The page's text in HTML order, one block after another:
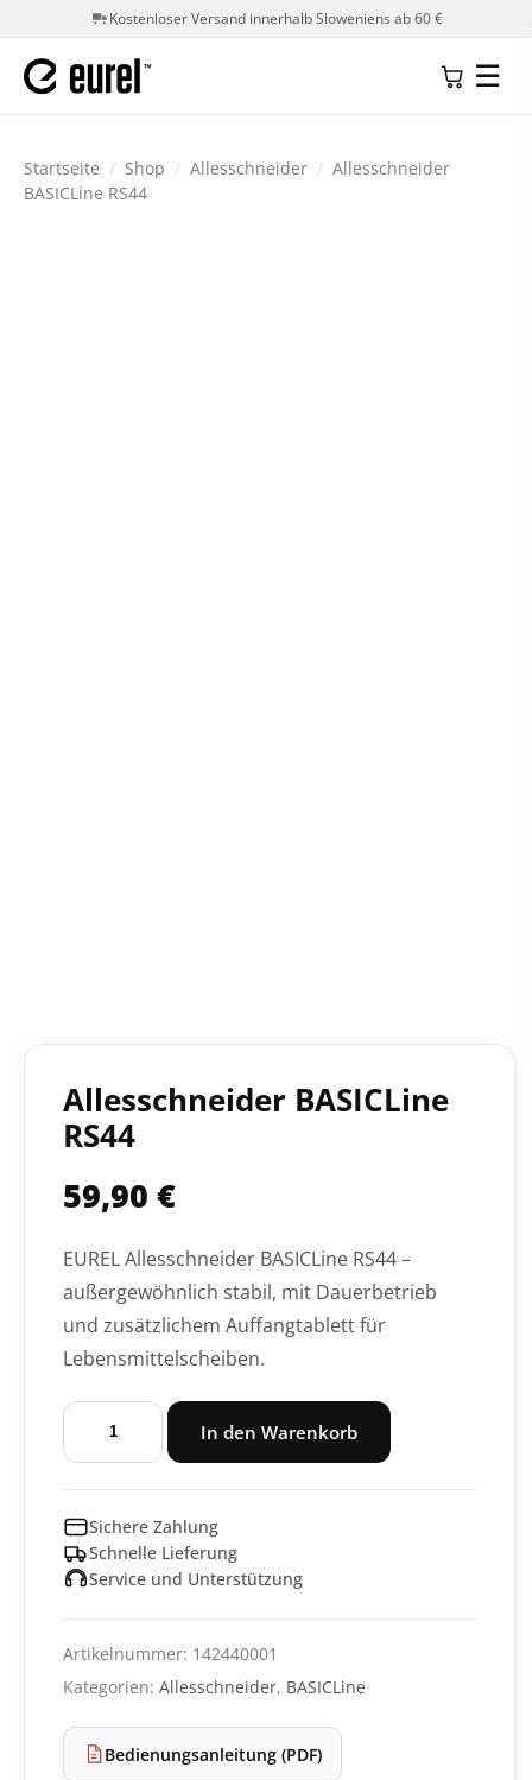
Kostenloser Versand innerhalb Sloweniens ab 60 €
☰
Startseite / Shop / Allesschneider / Allesschneider
BASICLine RS44
Allesschneider BASICLine
RS44
59,90 €
EUREL Allesschneider BASICLine RS44 –
außergewöhnlich stabil, mit Dauerbetrieb
und zusätzlichem Auffangtablett für
Lebensmittelscheiben.
Allesschneider
BASICLine
In den Warenkorb
Sichere Zahlung
Schnelle Lieferung
Service und Unterstützung
Artikelnummer: 142440001
Kategorien: Allesschneider, BASICLine
Bedienungsanleitung (PDF)